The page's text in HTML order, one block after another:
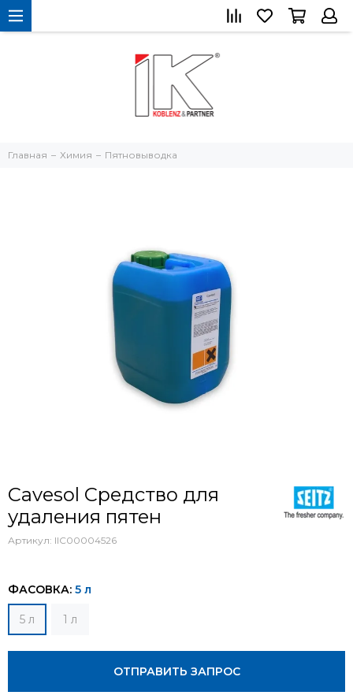
Главная Химия Пятновыводка
Cavesol Средство для
удаления пятен
Артикул: IIC00004526
ФАСОВКА: 5 л
5 л 1 л
ОТПРАВИТЬ ЗАПРОС